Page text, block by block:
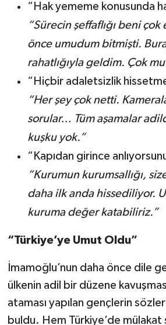
“Hak yememe konusunda
“Sürecin şeffaflığı beni
önce umudum bitmişti.
rahatlığıyla geldim. Çok
“Hiçbir adaletsizlik
“Her şey çok netti.
sorular… Tüm aşamalar
kuşku yok.”
“Kapıdan girince
“Kurumun kurumsallığı,
daha ilk anda hissediliyor.
kuruma değer katabiliriz.”
“Türkiye’ye Umut Oldu”
İmamoğlu’nun daha önce dile
ülkenin adil bir düzene
ataması yapılan gençlerin
buldu. Hem Türkiye’de